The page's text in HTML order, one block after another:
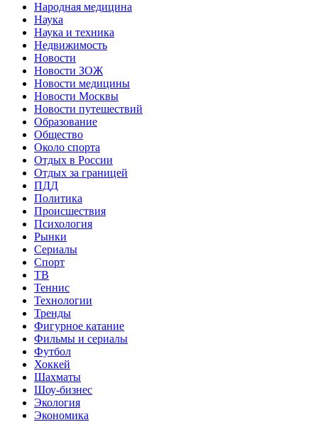
Народная медицина
Наука
Наука и техника
Недвижимость
Новости
Новости ЗОЖ
Новости медицины
Новости Москвы
Новости путешествий
Образование
Общество
Около спорта
Отдых в России
Отдых за границей
ПДД
Политика
Происшествия
Психология
Рынки
Сериалы
Спорт
ТВ
Теннис
Технологии
Тренды
Фигурное катание
Фильмы и сериалы
Футбол
Хоккей
Шахматы
Шоу-бизнес
Экология
Экономика